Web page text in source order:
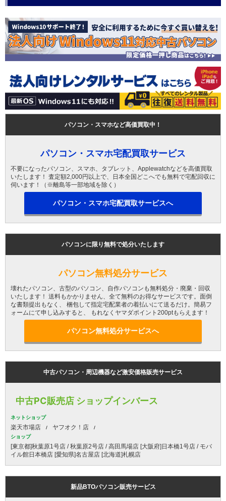
パソコン・スマホなど高価買取中！
パソコン・スマホ宅配買取サービス
不要になったパソコン、スマホ、タブレット、Applewatchなどを高価買取
いたします！ 査定額2,000円以上で、日本全国どこへでも無料で宅配回収に
伺います！（※離島等一部地域を除く）
パソコン・スマホ宅配買取サービスへ
パソコンに限り無料で処分いたします
パソコン無料処分サービス
壊れたパソコン、古型のパソコン、自作パソコンも無料処分・廃棄・回収
いたします！ 送料もかかりません、全て無料のお得なサービスです。面倒
な書類提出もなく、 梱包して指定宅配業者の着払いにて送るだけ。簡易フ
ォームにて申し込みすると、 もれなくヤマダポイント200ptもらえます！
パソコン無料処分サービスへ
中古パソコン・周辺機器など激安価格販売サービス
中古PC販売店 ショップインバース
ネットショップ
楽天市場店 ヤフオク！店
ショップ
[東京都]秋葉原1号店 / 秋葉原2号店 / 高田馬場店 [大阪府]日本橋1号店 / モバ
イル館日本橋店 [愛知県]名古屋店 [北海道]札幌店
新品BTOパソコン販売サービス